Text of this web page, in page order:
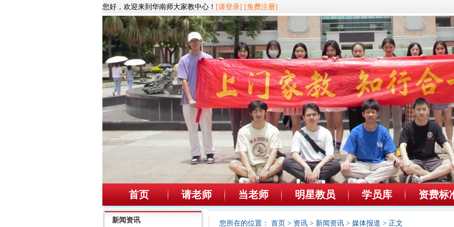
您好，欢迎来到华南师大家教中心！ [请登录] [免费注册]
首页 请老师 当老师 明星教员 学员库 资费标
新闻资讯 您所在的位置： 首页 > 资讯 > 新闻资讯 > 媒体报道 > 正文